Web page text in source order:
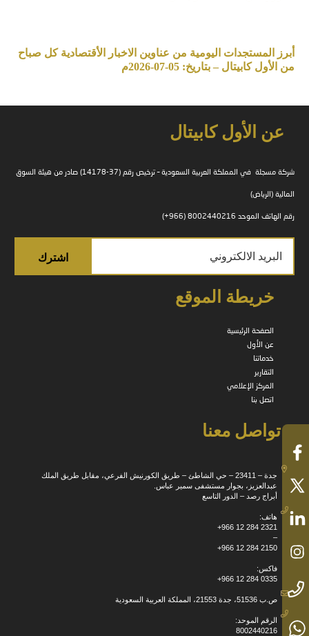
أبرز المستجدات اليومية من عناوين الاخبار الأقتصادية كل صباح
من الأول كابيتال – بتاريخ: 05-07-2026م
عن الأول كابيتال
شركة مسجلة في المملكة العربية السعودية – ترخيص رقم (37-14178) صادر من هيئة السوق
المالية (الرياض)
رقم الهاتف الموحد 8002440216 (966+)
خريطة الموقع
الصفحة الرئيسية
عن الأول
خدماتنا
التقارير
المركز الإعلامي
اتصل بنا
تواصل معنا
جدة – 23411 – حي الشاطئ – طريق الكورنيش الفرعي، مقابل طريق الملك
عبدالعزيز، بجوار مستشفى سمير عباس.
أبراج رصد – الدور التاسع
هاتف:
+966 12 284 2321
–
+966 12 284 2150
فاكس:
+966 12 284 0335
ص.ب 51536، جدة 21553، المملكة العربية السعودية
الرقم الموحد:
8002440216